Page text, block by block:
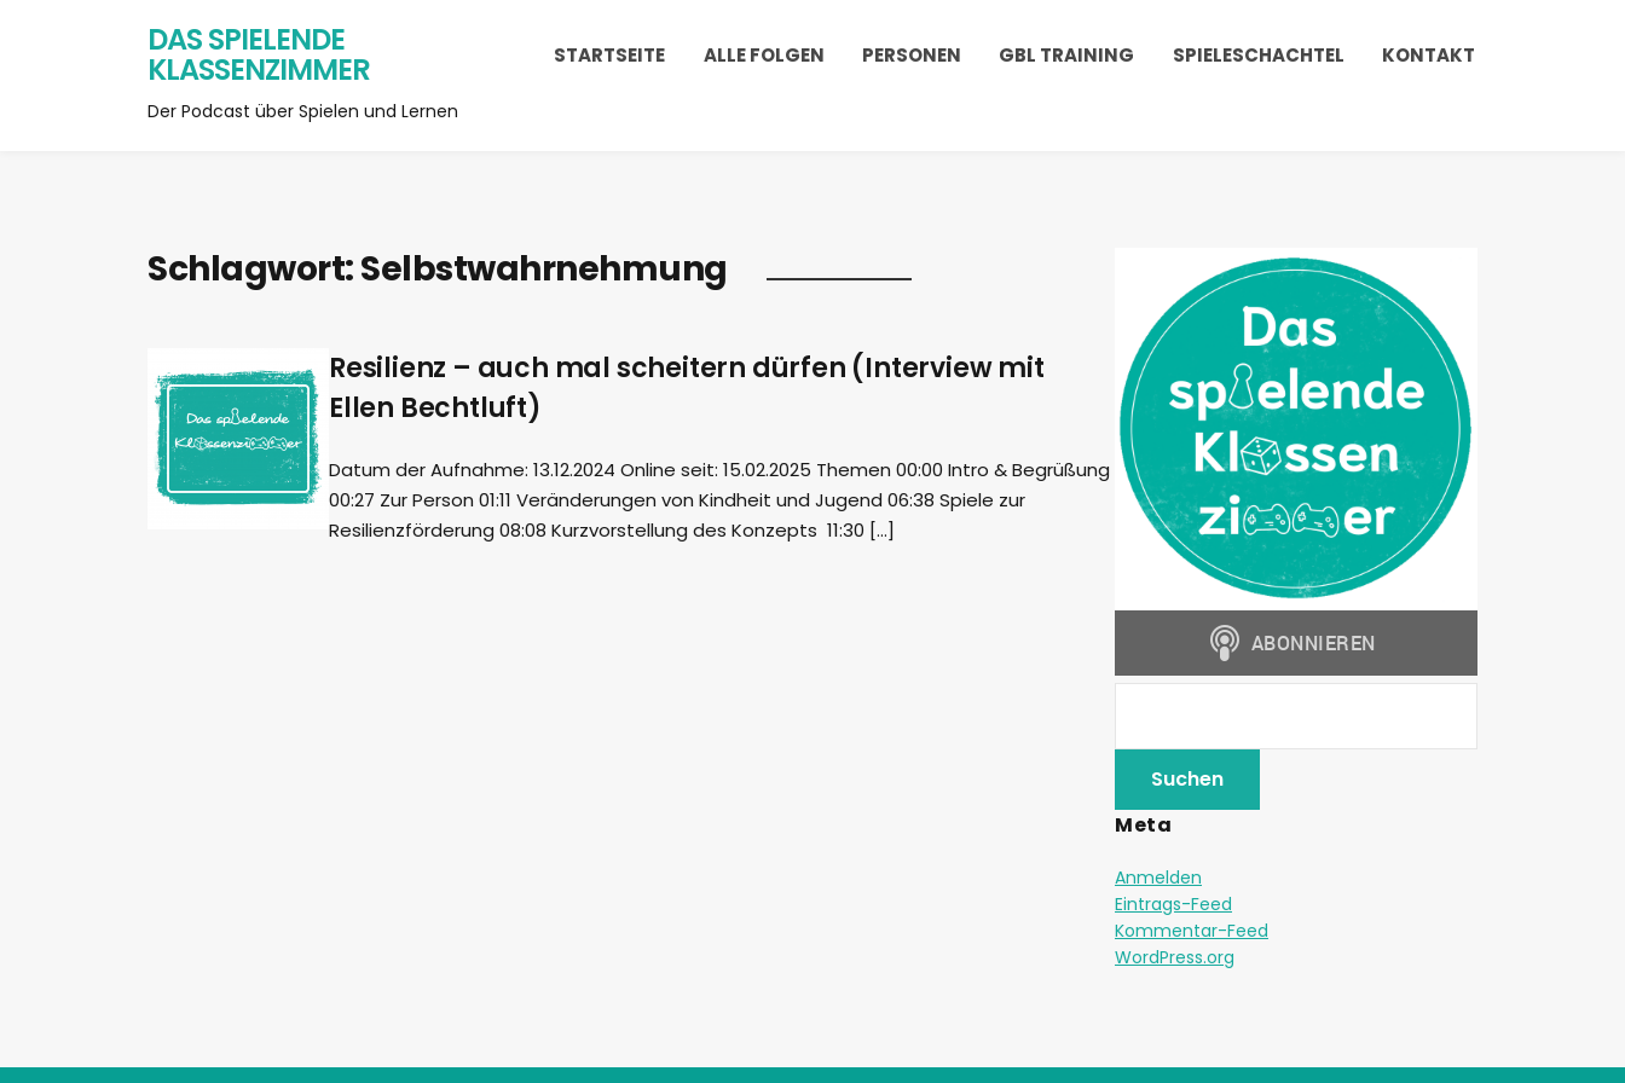
DAS SPIELENDE
KLASSENZIMMER
Der Podcast über Spielen und Lernen
STARTSEITE ALLE FOLGEN PERSONEN GBL TRAINING SPIELESCHACHTEL KONTAKT
Schlagwort:Selbstwahrnehmung
Resilienz – auch mal scheitern dürfen (Interview mit
Ellen Bechtluft)
Datum der Aufnahme: 13.12.2024 Online seit: 15.02.2025 Themen 00:00 Intro & Begrüßung
00:27 Zur Person 01:11 Veränderungen von Kindheit und Jugend 06:38 Spiele zur
Resilienzförderung 08:08 Kurzvorstellung des Konzepts 11:30 […]
Meta
Anmelden
Eintrags-Feed
Kommentar-Feed
WordPress.org